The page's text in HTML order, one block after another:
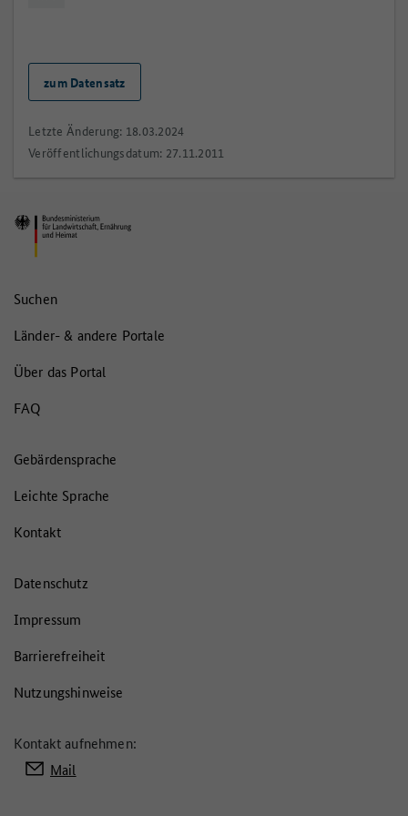
zum Datensatz
Letzte Änderung: 18.03.2024
Veröffentlichungsdatum: 27.11.2011
Suchen
Länder- & andere Portale
Über das Portal
FAQ
Gebärdensprache
Leichte Sprache
Kontakt
Datenschutz
Impressum
Barrierefreiheit
Nutzungshinweise
Kontakt aufnehmen:
Mail